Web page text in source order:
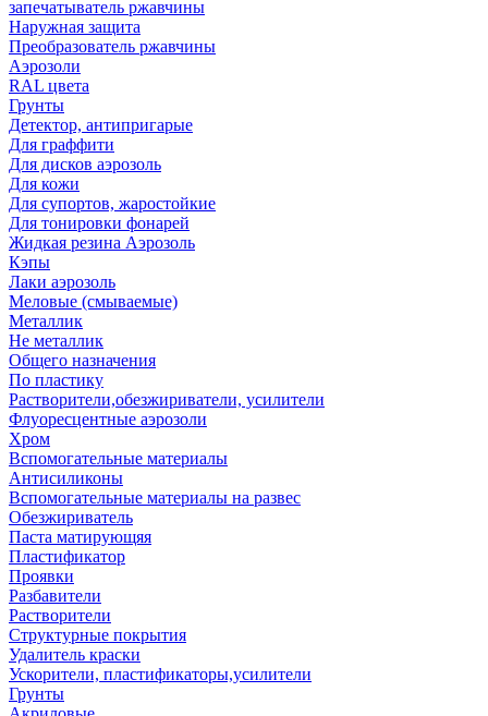
запечатыватель ржавчины
Наружная защита
Преобразователь ржавчины
Аэрозоли
RAL цвета
Грунты
Детектор, антипригарые
Для граффити
Для дисков аэрозоль
Для кожи
Для супортов, жаростойкие
Для тонировки фонарей
Жидкая резина Аэрозоль
Кэпы
Лаки аэрозоль
Меловые (смываемые)
Металлик
Не металлик
Общего назначения
По пластику
Растворители,обезжириватели, усилители
Флуоресцентные аэрозоли
Хром
Вспомогательные материалы
Антисиликоны
Вспомогательные материалы на развес
Обезжириватель
Паста матирующяя
Пластификатор
Проявки
Разбавители
Растворители
Структурные покрытия
Удалитель краски
Ускорители, пластификаторы,усилители
Грунты